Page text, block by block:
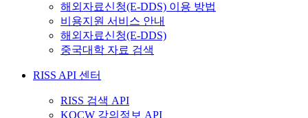
해외자료신청(E-DDS) 이용 방법
비용지원 서비스 안내
해외자료신청(E-DDS)
중국대학 자료 검색
RISS API 센터
RISS 검색 API
KOCW 강의정보 API